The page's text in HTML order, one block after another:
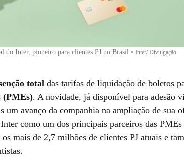
do Inter, pioneiro para clientes PJ no Brasil • Inter/ Divulgação
total das tarifas de liquidação de boletos
(PMEs). A novidade, já disponível para adesão
um avanço da companhia na ampliação de sua
como um dos principais parceiros das PMEs
mais de 2,7 milhões de clientes PJ atuais e